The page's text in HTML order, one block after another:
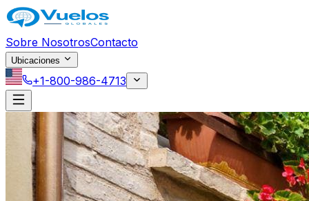
Saltar al contenido principal
Sobre NosotrosContacto
Ubicaciones
+1-800-986-4713